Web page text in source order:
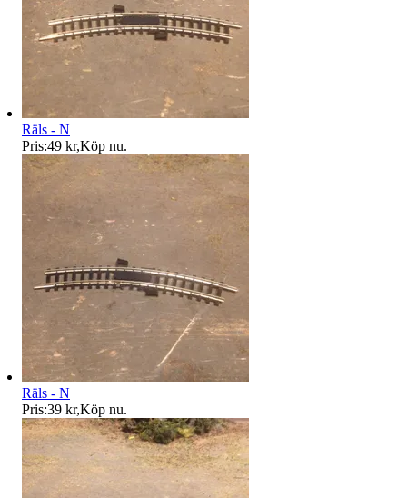
Räls - N
Pris:49 kr,Köp nu.
Räls - N
Pris:39 kr,Köp nu.